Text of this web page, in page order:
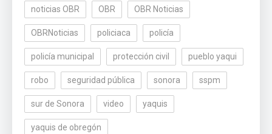
noticias OBR OBR OBR Noticias
OBRNoticias policiaca policía
policía municipal protección civil pueblo yaqui
robo seguridad pública sonora sspm
sur de Sonora video yaquis
yaquis de obregón